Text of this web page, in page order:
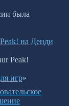
была
на Денди
Peak!
игр»